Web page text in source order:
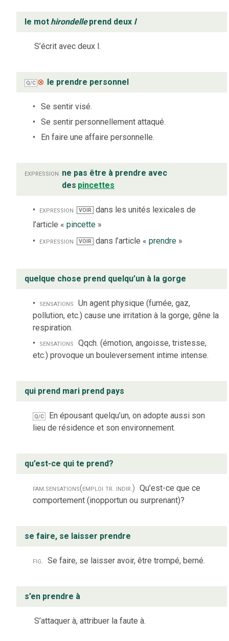
le mot hirondelle prend deux l
S’écrit avec deux l.
Q/C ⊗ le prendre personnel
Se sentir visé.
Se sentir personnellement attaqué.
En faire une affaire personnelle.
expression ne pas être à prendre avec
des pincettes
expression VOIR dans les unités lexicales de
l’article « pincette »
expression
VOIR dans l’article « prendre»
quelque chose prend quelqu’un à la gorge
sensations Un agent physique (fumée, gaz,
pollution, etc.) cause une irritation à la gorge, gêne la
respiration.
sensations Qqch. (émotion, angoisse, tristesse,
etc.) provoque un bouleversement intime intense.
qui prend mari prend pays
Q/C
En épousant quelqu’un, on adopte aussi son
lieu de résidence et son environnement.
qu’est-ce qui te prend?
fam.sensations(emploi tr. indir.) Qu’est-ce que ce
comportement (inopportun ou surprenant)?
se faire, se laisser prendre
fig. Se faire, se laisser avoir, être trompé, berné.
s’en prendre à
S’attaquer à, attribuer la faute à.